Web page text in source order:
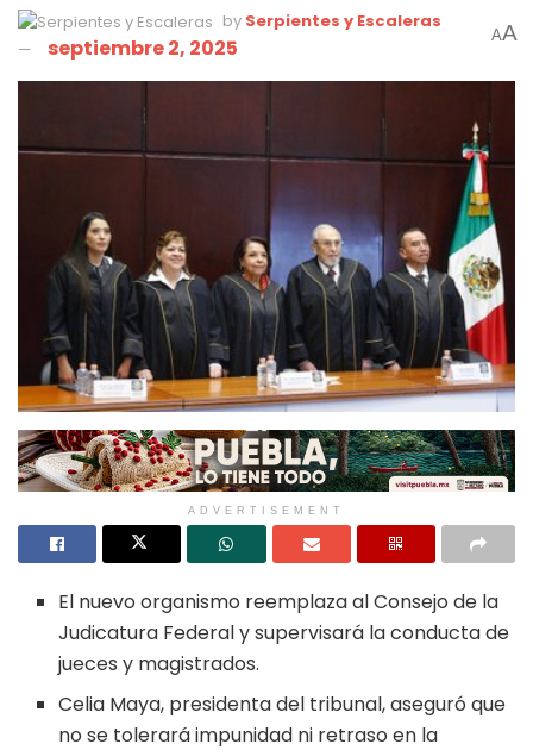
by Serpientes y Escaleras
septiembre 2, 2025 AA
ADVERTISEMENT
El nuevo organismo reemplaza al Consejo de la
Judicatura Federal y supervisará la conducta de
jueces y magistrados.
Celia Maya, presidenta del tribunal, aseguró que
no se tolerará impunidad ni retraso en la